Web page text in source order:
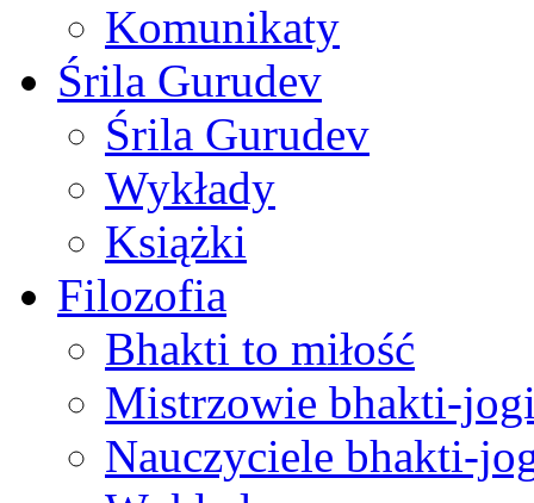
Komunikaty
Śrila Gurudev
Śrila Gurudev
Wykłady
Książki
Filozofia
Bhakti to miłość
Mistrzowie bhakti-
Nauczyciele bhakti-